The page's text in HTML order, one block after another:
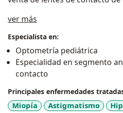
ver más
Especialista en:
Optometría pediátrica
Especialidad en segmento
contacto
Principales enfermedades
Miopía Astigmatismo